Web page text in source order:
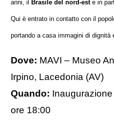
anni, il Brasile del nord-este in
Qui è entrato in contatto con il
portando a casa immagini di dignità
Dove: MAVI – Museo
Irpino, Lacedonia (AV)
Quando:
ore 18:00